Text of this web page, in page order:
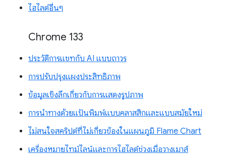
ไฮไลต์อื่นๆ
Chrome 133
ประวัติการแชทกับ AI แบบถาวร
การปรับปรุงแผงประสิทธิภาพ
ข้อมูลเชิงลึกเกี่ยวกับการแสดงรูปภาพ
การนำทางด้วยแป้นพิมพ์แบบคลาสสิกและแบบสมัยใหม่
ไม่สนใจสคริปต์ที่ไม่เกี่ยวข้องในแผนภูมิ Flame Chart
เครื่องหมายไทม์ไลน์และการไฮไลต์ช่วงเมื่อวางเมาส์